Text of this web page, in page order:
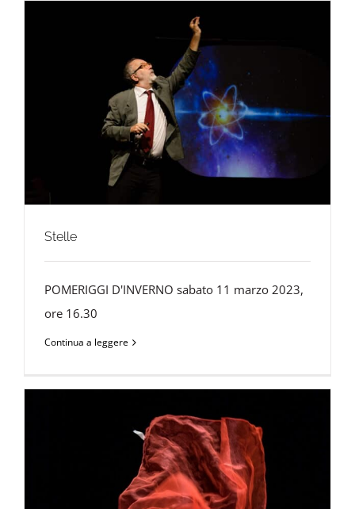
Stelle
POMERIGGI D'INVERNO sabato 11 marzo 2023,
ore 16.30
Continua a leggere